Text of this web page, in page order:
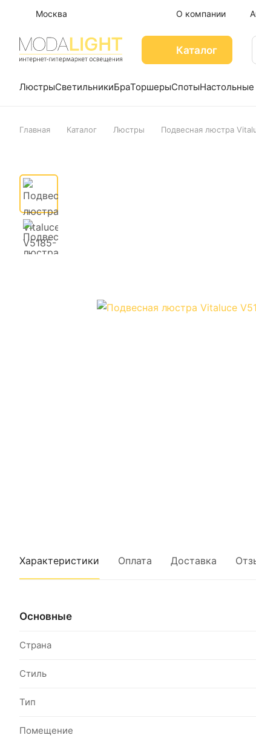
Москва О компании
Каталог
ЛюстрыСветильникиБраТоршерыСпоты
Главная Каталог Люстры Подвесная люстра
Характеристики Оплата Доставка
Основные
Страна
Стиль
Тип
Помещение